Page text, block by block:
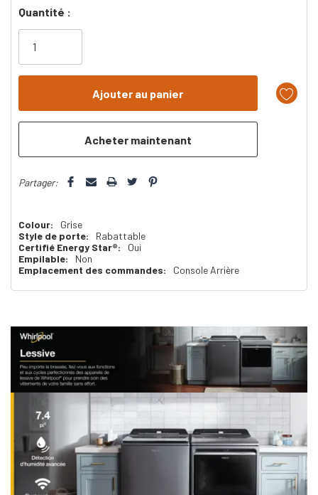
Dépêchez-
vous!
plus
Quantité :
Partager:
Colour:
Grise
Style de porte:
Rabattable
Certifié Energy Star®:
Oui
Empilable:
Non
Emplacement des commandes:
Console Arrière